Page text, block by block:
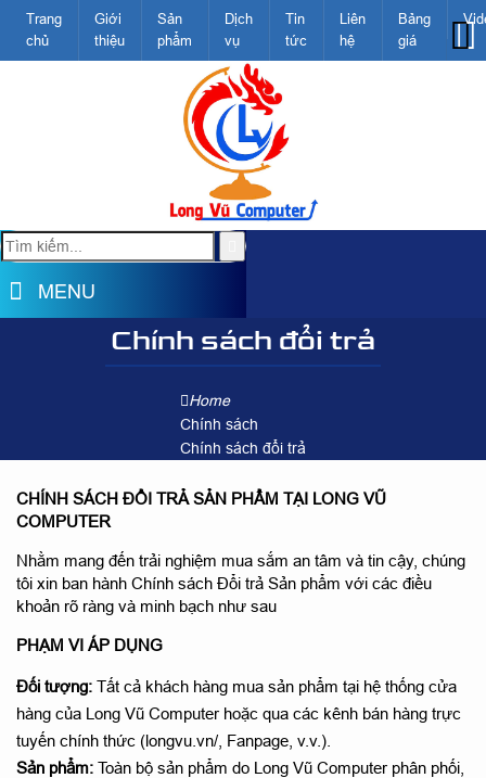
Trang
chủ
Giới
thiệu
Sản
phẩm
Dịch
vụ
Tin
tức
Liên
hệ
Bảng
giá
MENU
Chính sách đổi trả
Home
Chính sách
Chính sách đổi trả
CHÍNH SÁCH ĐỔI TRẢ SẢN PHẨM TẠI LONG VŨ
COMPUTER
Nhằm mang đến trải nghiệm mua sắm an tâm và tin cậy, chúng
tôi xin ban hành Chính sách Đổi trả Sản phẩm với các điều
khoản rõ ràng và minh bạch như sau
PHẠM VI ÁP DỤNG
Đối tượng: Tất cả khách hàng mua sản phẩm tại hệ thống cửa
hàng của Long Vũ Computer hoặc qua các kênh bán hàng trực
tuyến chính thức (longvu.vn/ , Fanpage, v.v.).
Sản phẩm: Toàn bộ sản phẩm do Long Vũ Computer phân phối,